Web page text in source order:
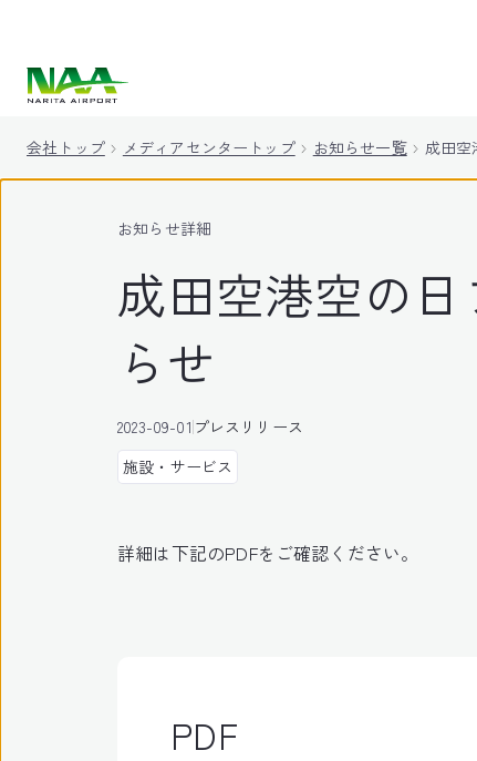
会社トップ メディアセンタートップ お知らせ一覧 成田空
お知らせ詳細
成田空港空の
らせ
2023-09-01プレスリリース
施設・サービス
詳細は下記のPDFをご確認ください。
PDF